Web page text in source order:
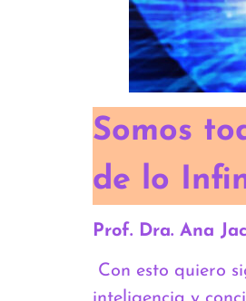
Somos
de lo
Prof. Dra. Ana
Con esto quiero